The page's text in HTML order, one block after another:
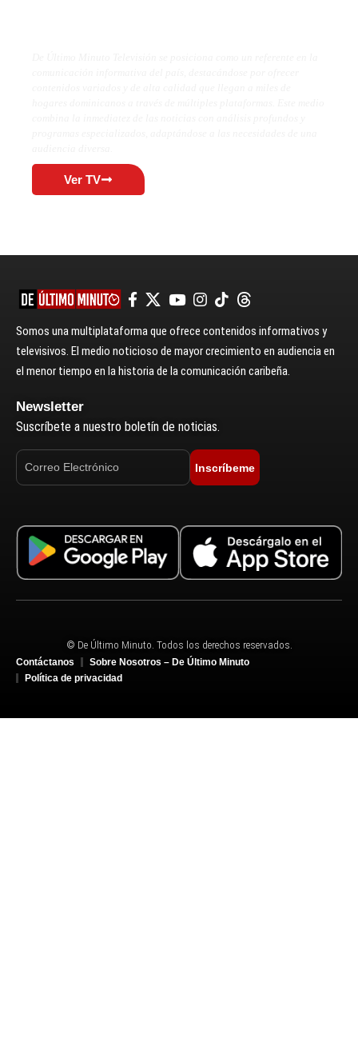
Ver TV
Somos una multiplataforma que ofrece contenidos informativos y
televisivos. El medio noticioso de mayor crecimiento en audiencia en
el menor tiempo en la historia de la comunicación caribeña.
Newsletter
Suscríbete a nuestro boletín de noticias.
Inscríbeme
© De Último Minuto. Todos los derechos reservados.
Contáctanos
Sobre Nosotros – De Último Minuto
Política de privacidad